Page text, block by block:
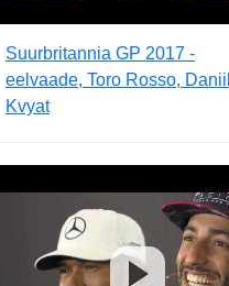
Suurbritannia GP 2017 -
eelvaade, Toro Rosso, Daniil
Kvyat